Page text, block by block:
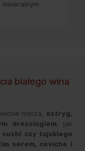
mineralnym
białego wina
morza, ostryg,
dressingiem, jak
sushi czy tajskiego
serem, ceviche i